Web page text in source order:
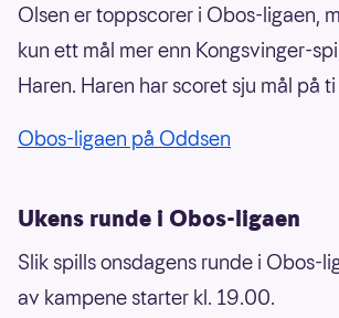
Olsen er toppscorer i Obos-ligaen,
kun ett mål mer enn Kongsvinger-
Haren. Haren har scoret sju mål på
Obos-ligaen på Oddsen
Ukens runde i Obos-ligaen
Slik spills onsdagens runde i Obos-
av kampene starter kl. 19.00.